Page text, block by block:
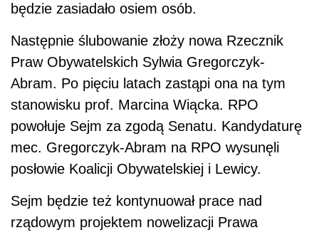
będzie zasiadało osiem osób.
Następnie ślubowanie złoży nowa Rzecznik
Praw Obywatelskich Sylwia Gregorczyk-
Abram. Po pięciu latach zastąpi ona na tym
stanowisku prof. Marcina Wiącka. RPO
powołuje Sejm za zgodą Senatu. Kandydaturę
mec. Gregorczyk-Abram na RPO wysunęli
posłowie Koalicji Obywatelskiej i Lewicy.
Sejm będzie też kontynuował prace nad
rządowym projektem nowelizacji Prawa